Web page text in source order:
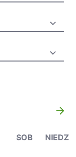
młodzieży
»
SOB NIEDZ